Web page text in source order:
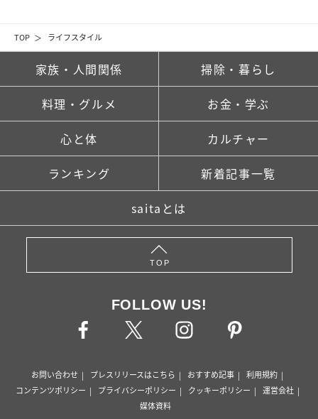
TOP ライフスタイル
家族・人間関係 掃除・暮らし
料理・グルメ お金・学ぶ
心と体 カルチャー
ランキング 新着記事一覧
saitaとは
TOP
FOLLOW US!
お問い合わせ プレスリリースはこちら おすすめ記事
利用規約
コンテンツポリシー
プライバシーポリシー クッキーポリシー
運営会社
媒体資料